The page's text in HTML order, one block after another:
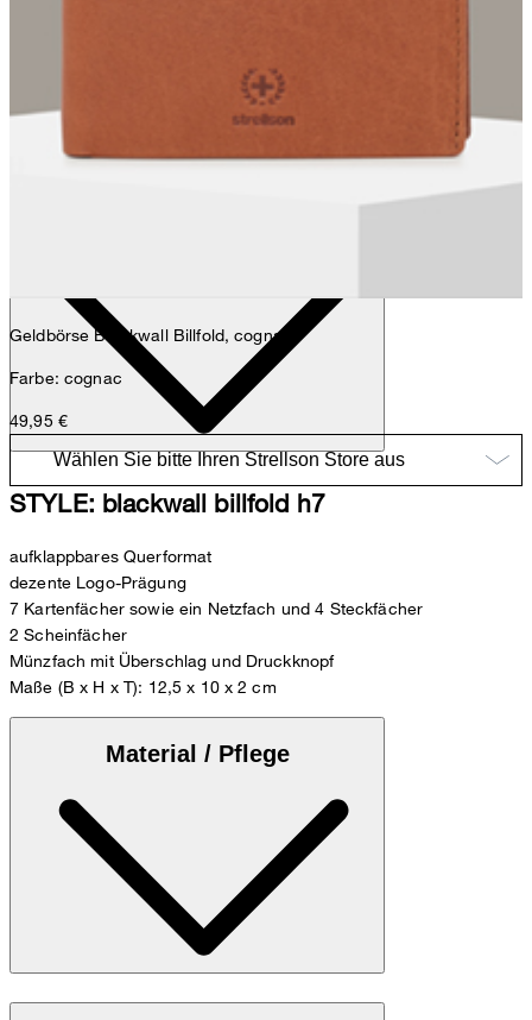
Geldbörse Blackwall Billfold, cognac
Farbe: cognac
49,95 €
STYLE: blackwall billfold h7
aufklappbares Querformat
dezente Logo-Prägung
7 Kartenfächer sowie ein Netzfach und 4 Steckfächer
2 Scheinfächer
Münzfach mit Überschlag und Druckknopf
Maße (B x H x T): 12,5 x 10 x 2 cm
Material / Pflege